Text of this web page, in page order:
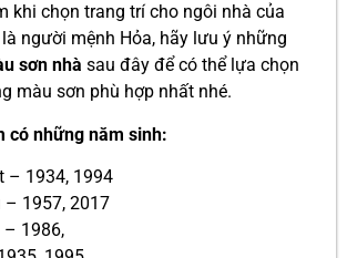
khi chọn trang trí cho ngôi nhà của
người mệnh Hỏa, hãy lưu ý những
sơn nhà sau đây để có thể lựa chọn
màu sơn phù hợp nhất nhé.
có những năm sinh:
– 1934, 1994
1957, 2017
– 1986,